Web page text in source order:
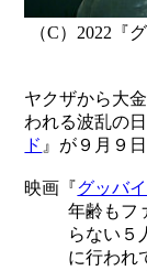
（C）2022『
ヤクザから大
われる波乱の
ド 』が９月９
映画『グッバ
年齢もフ
らない５
に行われ